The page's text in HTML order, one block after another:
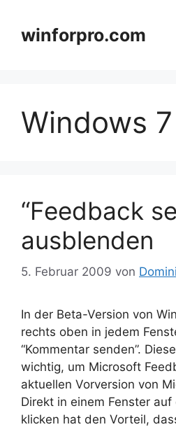
springenwinforpro.com
Windows 7
“Feedback
ausblenden
5. Februar 2009 von
In der Beta-Version von
rechts oben in jedem
“Kommentar senden”.
wichtig, um Microsoft
aktuellen Vorversion von
Direkt in einem Fenster
klicken hat den Vorteil,